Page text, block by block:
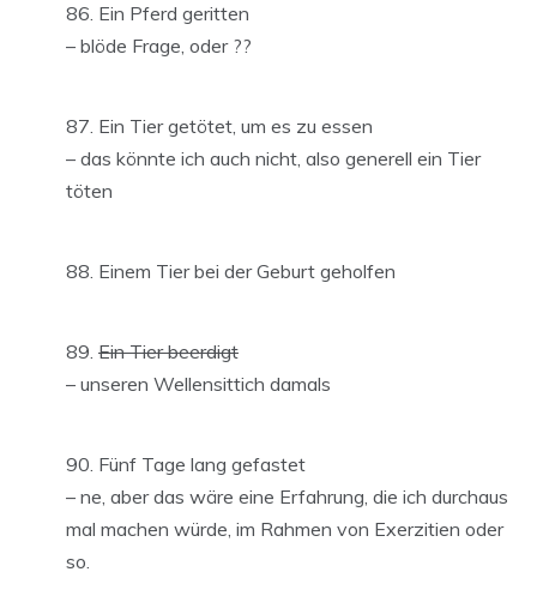
Ein Pferd geritten
– blöde Frage, oder ??
Ein Tier getötet, um es zu essen
– das könnte ich auch nicht, also generell ein Tier
töten
Einem Tier bei der Geburt geholfen
Ein Tier beerdigt
– unseren Wellensittich damals
Fünf Tage lang gefastet
– ne, aber das wäre eine Erfahrung, die ich durchaus
mal machen würde, im Rahmen von Exerzitien oder
so.